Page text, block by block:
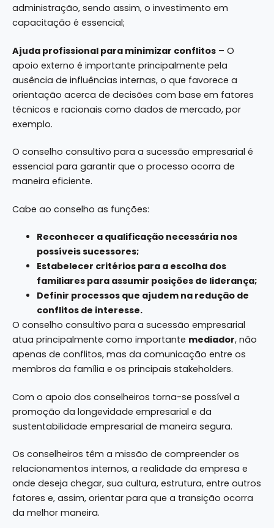
administração, sendo assim, o investimento em
capacitação é essencial;
Ajuda profissional para minimizar conflitos – O
apoio externo é importante principalmente pela
ausência de influências internas, o que favorece a
orientação acerca de decisões com base em fatores
técnicos e racionais como dados de mercado, por
exemplo.
O conselho consultivo para a sucessão empresarial é
essencial para garantir que o processo ocorra de
maneira eficiente.
Cabe ao conselho as funções:
Reconhecer a qualificação necessária nos
possíveis sucessores;
Estabelecer critérios para a escolha dos
familiares para assumir posições de liderança;
Definir processos que ajudem na redução de
conflitos de interesse.
O conselho consultivo para a sucessão empresarial
atua principalmente como importante mediador, não
apenas de conflitos, mas da comunicação entre os
membros da família e os principais stakeholders.
Com o apoio dos conselheiros torna-se possível a
promoção da longevidade empresarial e da
sustentabilidade empresarial de maneira segura.
Os conselheiros têm a missão de compreender os
relacionamentos internos, a realidade da empresa e
onde deseja chegar, sua cultura, estrutura, entre outros
fatores e, assim, orientar para que a transição ocorra
da melhor maneira.